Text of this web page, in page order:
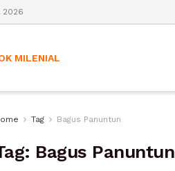
2026
MILENIAL
Tag Bagus Panuntun
Bagus Panuntun